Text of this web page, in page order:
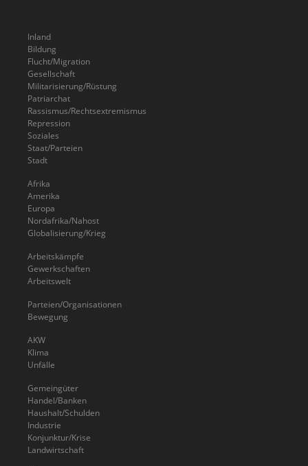
Inland
Bildung
Flucht/Migration
Gesellschaft
Militarisierung/Rüstung
Patriarchat
Rassismus/Rechtsextremismus
Repression
Soziales
Staat/Parteien
Stadt
Afrika
Amerika
Europa
Nordafrika/Nahost
Globalisierung/Krieg
Arbeitskämpfe
Gewerkschaften
Arbeitswelt
Parteien/Organisationen
Bewegung
AKW
Klima
Unfälle
Gemeingüter
Handel/Banken
Haushalt/Schulden
Industrie
Konjunktur/Krise
Landwirtschaft